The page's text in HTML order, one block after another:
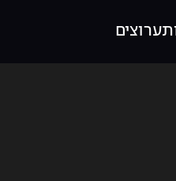
ערוצים